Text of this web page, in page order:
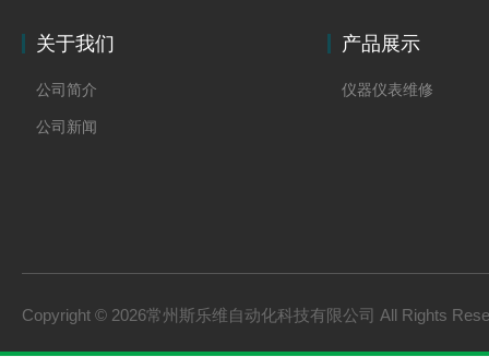
关于我们
公司简介
公司新闻
产品展示
仪器仪表维修
Copyright © 2026常州斯乐维自动化科技有限公司 All Rights